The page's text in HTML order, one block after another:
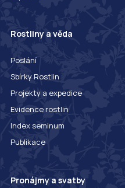
Rostliny a věda
Poslání
Sbírky Rostlin
Projekty a expedice
Evidence rostlin
Index seminum
Publikace
Pronájmy a svatby